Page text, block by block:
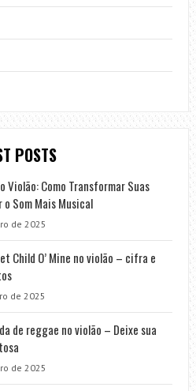
POSTS
Violão: Como Transformar Suas
o Som Mais Musical
de 2025
Child O’ Mine no violão – cifra e
de 2025
de reggae no violão – Deixe sua
de 2025